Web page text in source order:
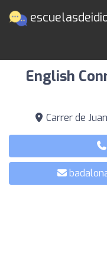
English
Carrer de